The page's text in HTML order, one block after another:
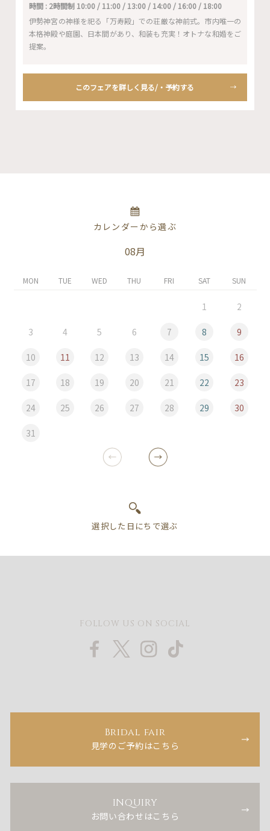
時間 : 2時間制 10:00 / 11:00 / 13:00 / 14:00 / 16:00 / 18:00
伊勢神宮の神様を祀る「万寿殿」での荘厳な神前式。市内唯一の
本格神殿や庭園、日本間があり、和装も充実！オトナな和婚をご
提案。
このフェアを詳しく見る/・予約する
カレンダーから選ぶ
08月
MON TUE WED THU FRI SAT SUN
1 2
3 4 5 6 7 8 9
10 11 12 13 14 15 16
17 18 19 20 21 22 23
24 25 26 27 28 29 30
31
FOLLOW US ON SOCIAL
Bridal fair
見学のご予約はこちら
INQUIRY
お問い合わせはこちら